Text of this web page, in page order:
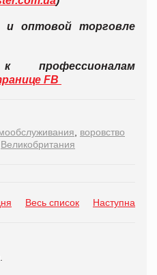
и оптовой торговле
профессионалам
FB
воровство
Великобритания
Весь список Наступна